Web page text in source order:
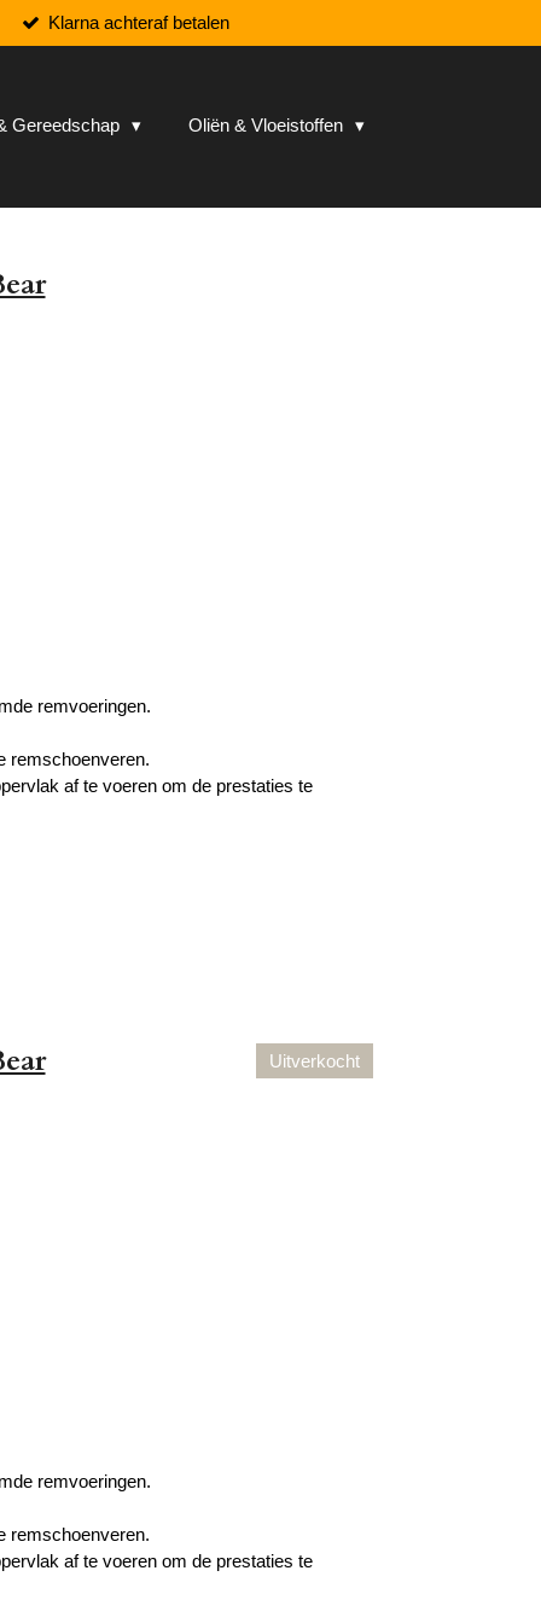
Klarna achteraf betalen
Gereedschap Oliën & Vloeistoffen
remvoeringen.
remschoenveren.
af te voeren om de prestaties te
Uitverkocht
remvoeringen.
remschoenveren.
af te voeren om de prestaties te